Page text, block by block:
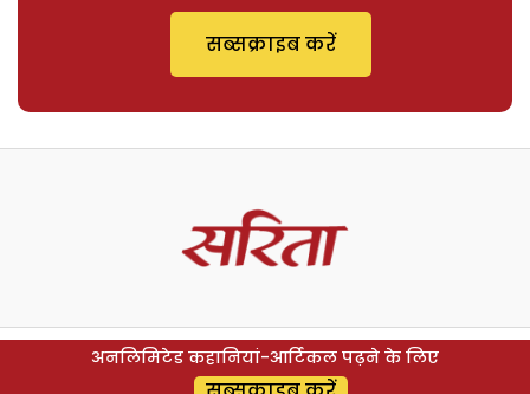
सब्सक्राइब करें
अनलिमिटेड कहानियां-आर्टिकल पढ़ने के लिए